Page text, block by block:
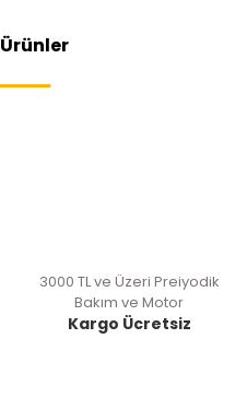
Ürünler
3000 TL ve Üzeri Preiyodik
Bakım ve Motor
Kargo Ücretsiz